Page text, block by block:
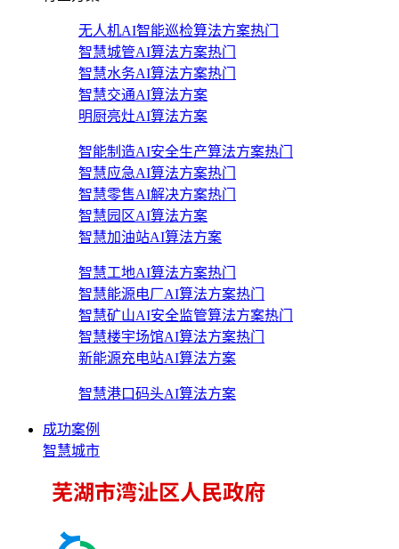
无人机AI智能巡检算法方案热门
智慧城管AI算法方案热门
智慧水务AI算法方案热门
智慧交通AI算法方案
明厨亮灶AI算法方案
智能制造AI安全生产算法方案热门
智慧应急AI算法方案热门
智慧零售AI解决方案热门
智慧园区AI算法方案
智慧加油站AI算法方案
智慧工地AI算法方案热门
智慧能源电厂AI算法方案热门
智慧矿山AI安全监管算法方案热门
智慧楼宇场馆AI算法方案热门
新能源充电站AI算法方案
智慧港口码头AI算法方案
成功案例
智慧城市